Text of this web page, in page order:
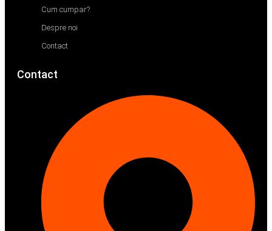
Cum cumpar?
Despre noi
Contact
Contact